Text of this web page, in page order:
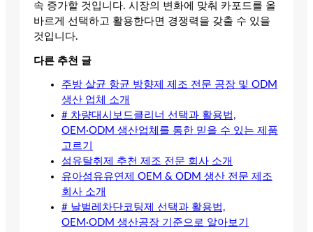
속 증가할 것입니다. 시장의 변화에 맞춰 카포드를 올
바르게 선택하고 활용한다면 경쟁력을 갖출 수 있을
것입니다.
다른 추천 글
주방 살균 항균 방향제 제조 전문 공장 및 ODM
생산 업체 소개
# 차량대시보드클리너 선택과 활용법,
OEM·ODM 생산업체를 통한 믿을 수 있는 제품
고르기
섬유탈취제 추천 제조 전문 회사 소개
유아섬유유연제 OEM & ODM 생산 전문 제조
회사 소개
# 날벌레차단코팅제 선택과 활용법,
OEM·ODM 생산공장 기준으로 알아보기